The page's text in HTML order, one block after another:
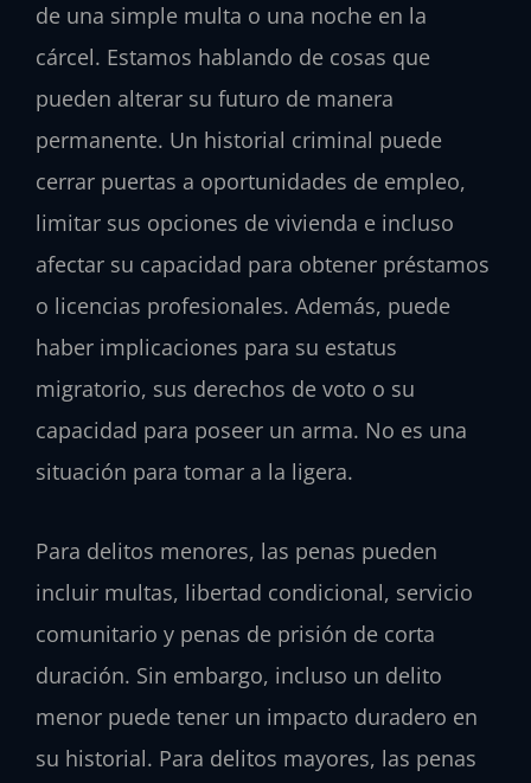
de una simple multa o una noche en la
cárcel. Estamos hablando de cosas que
pueden alterar su futuro de manera
permanente. Un historial criminal puede
cerrar puertas a oportunidades de empleo,
limitar sus opciones de vivienda e incluso
afectar su capacidad para obtener préstamos
o licencias profesionales. Además, puede
haber implicaciones para su estatus
migratorio, sus derechos de voto o su
capacidad para poseer un arma. No es una
situación para tomar a la ligera.
Para delitos menores, las penas pueden
incluir multas, libertad condicional, servicio
comunitario y penas de prisión de corta
duración. Sin embargo, incluso un delito
menor puede tener un impacto duradero en
su historial. Para delitos mayores, las penas